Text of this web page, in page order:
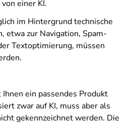
einer KI.
im Hintergrund technische
etwa zur Navigation, Spam-
Textoptimierung, müssen
ein passendes Produkt
zwar auf KI, muss aber als
gekennzeichnet werden. Die